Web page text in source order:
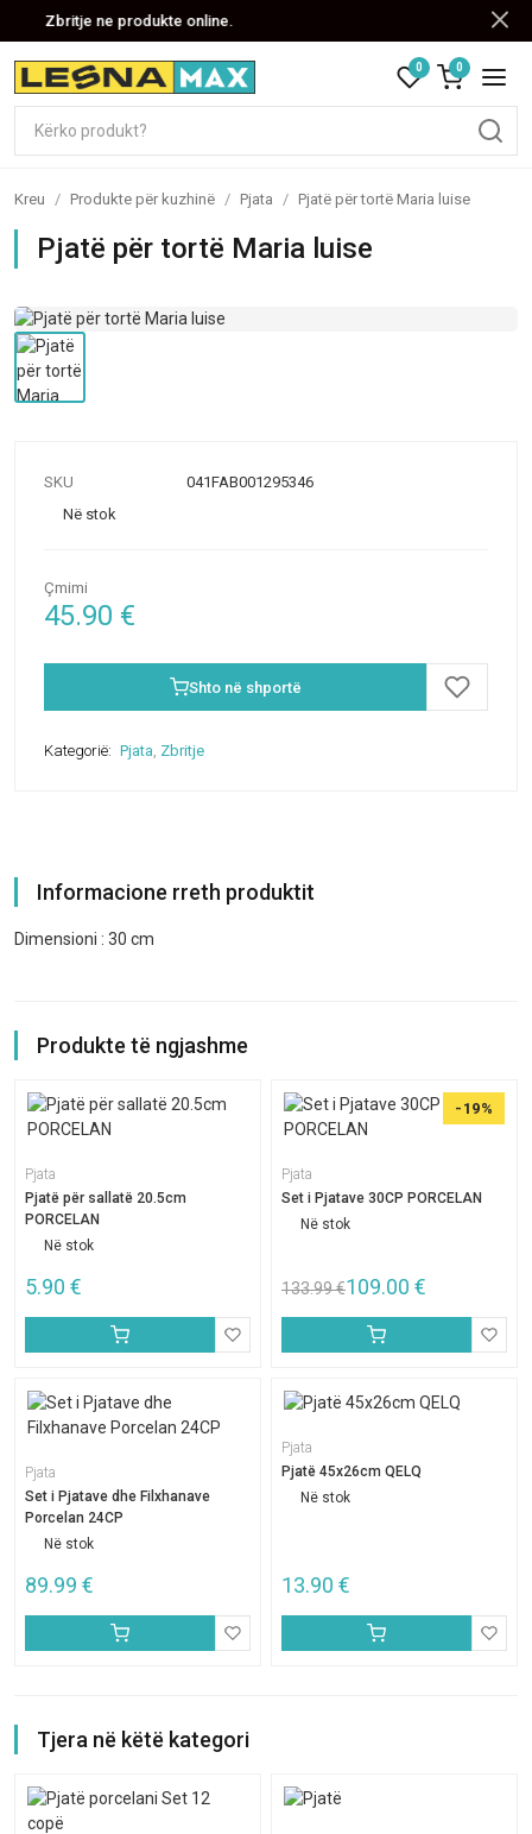
Zbritje ne produkte online.
0 0
Kreu / Produkte për kuzhinë / Pjata / Pjatë për tortë Maria luise
Pjatë për tortë Maria luise
SKU
041FAB001295346
Në stok
Çmimi
45.90 €
Shto në shportë
Kategorië: Pjata, Zbritje
Informacione rreth produktit
Dimensioni : 30 cm
Produkte të ngjashme
Pjata
Pjatë për sallatë 20.5cm
PORCELAN
Në stok
5.90 €
-19%
Pjata
Set i Pjatave 30CP PORCELAN
Në stok
133.99€109.00 €
Pjata
Set i Pjatave dhe Filxhanave
Porcelan 24CP
Në stok
89.99 €
Pjata
Pjatë 45x26cm QELQ
Në stok
13.90 €
Tjera në këtë kategori